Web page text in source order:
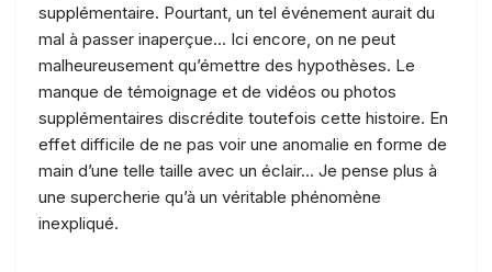
supplémentaire. Pourtant, un tel événement aurait du
mal à passer inaperçue… Ici encore, on ne peut
malheureusement qu’émettre des hypothèses. Le
manque de témoignage et de vidéos ou photos
supplémentaires discrédite toutefois cette histoire. En
effet difficile de ne pas voir une anomalie en forme de
main d’une telle taille avec un éclair… Je pense plus à
une supercherie qu’à un véritable phénomène
inexpliqué.